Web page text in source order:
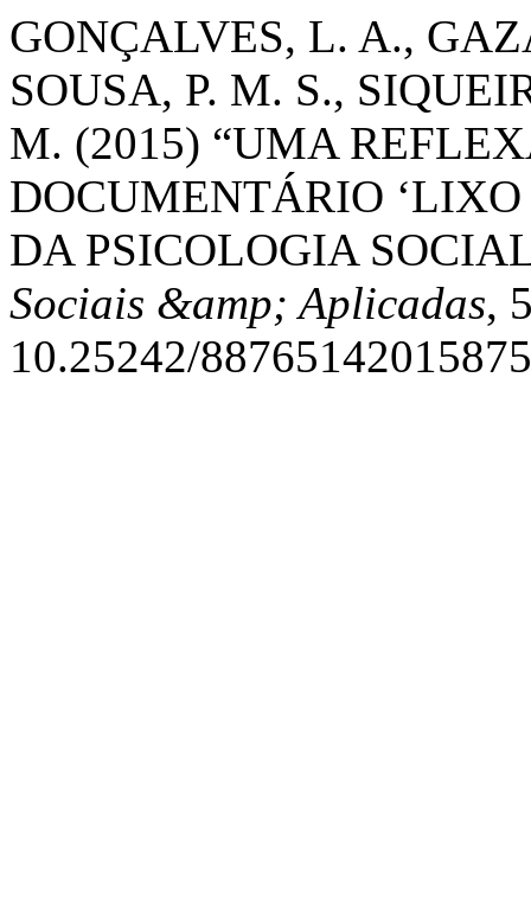
GONÇALVES, L. A.,
SOUSA, P. M. S.,
M. (2015) “UMA
DOCUMENTÁRIO
DA PSICOLOGIA
Sociais &amp; Aplicadas,
10.25242/